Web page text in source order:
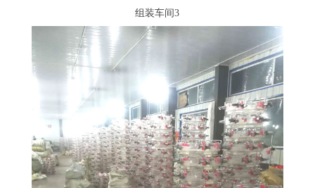
组装车间3
组装车间3